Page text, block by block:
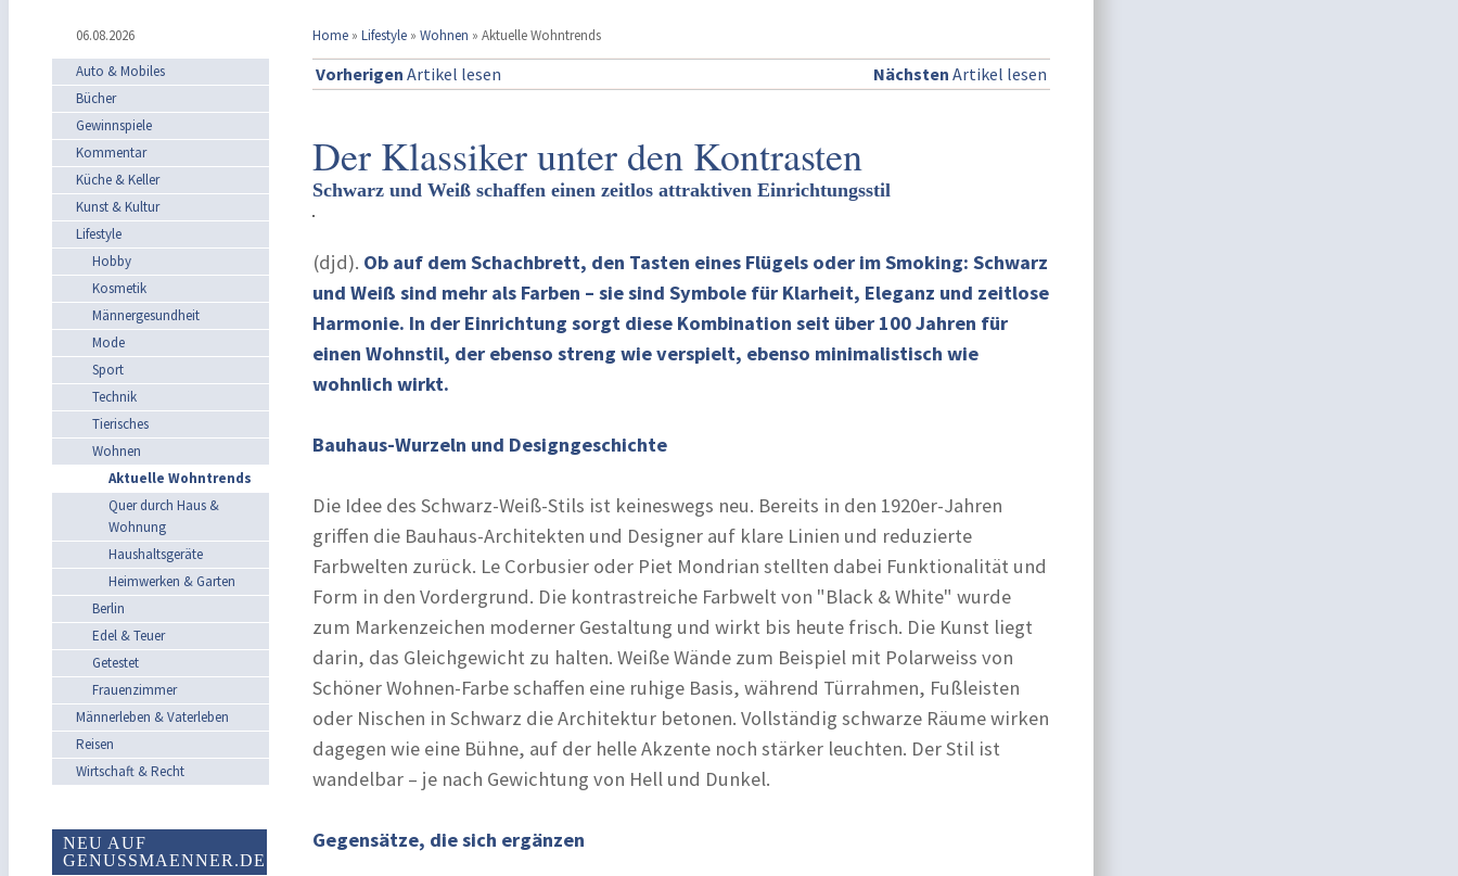
06.08.2026 Home » Lifestyle » Wohnen » Aktuelle Wohntrends
Auto & Mobiles
Bücher
Gewinnspiele
Kommentar
Küche & Keller
Kunst & Kultur
Lifestyle
Hobby
Kosmetik
Männergesundheit
Mode
Sport
Technik
Tierisches
Wohnen
Aktuelle Wohntrends
Quer durch Haus &
Wohnung
Haushaltsgeräte
Heimwerken & Garten
Berlin
Edel & Teuer
Getestet
Frauenzimmer
Männerleben & Vaterleben
Reisen
Wirtschaft & Recht
NEU AUF
GENUSSMAENNER.DE
Vorherigen Artikel lesen Nächsten Artikel lesen
Der Klassiker unter den Kontrasten
Schwarz und Weiß schaffen einen zeitlos attraktiven Einrichtungsstil
(djd). Ob auf dem Schachbrett, den Tasten eines Flügels oder im Smoking: Schwarz
und Weiß sind mehr als Farben – sie sind Symbole für Klarheit, Eleganz und zeitlose
Harmonie. In der Einrichtung sorgt diese Kombination seit über 100 Jahren für
einen Wohnstil, der ebenso streng wie verspielt, ebenso minimalistisch wie
wohnlich wirkt.
Bauhaus-Wurzeln und Designgeschichte
Die Idee des Schwarz-Weiß-Stils ist keineswegs neu. Bereits in den 1920er-Jahren
griffen die Bauhaus-Architekten und Designer auf klare Linien und reduzierte
Farbwelten zurück. Le Corbusier oder Piet Mondrian stellten dabei Funktionalität und
Form in den Vordergrund. Die kontrastreiche Farbwelt von "Black & White" wurde
zum Markenzeichen moderner Gestaltung und wirkt bis heute frisch. Die Kunst liegt
darin, das Gleichgewicht zu halten. Weiße Wände zum Beispiel mit Polarweiss von
Schöner Wohnen-Farbe schaffen eine ruhige Basis, während Türrahmen, Fußleisten
oder Nischen in Schwarz die Architektur betonen. Vollständig schwarze Räume wirken
dagegen wie eine Bühne, auf der helle Akzente noch stärker leuchten. Der Stil ist
wandelbar – je nach Gewichtung von Hell und Dunkel.
Gegensätze, die sich ergänzen